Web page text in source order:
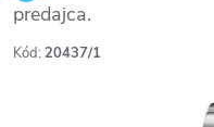
predajca.
Kód: 20437/1